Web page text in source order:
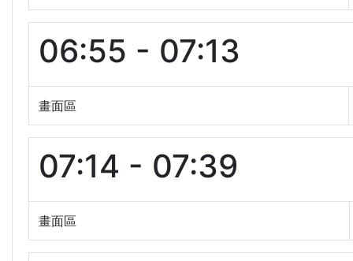
06:55 - 07:13
畫面區
07:14 - 07:39
畫面區